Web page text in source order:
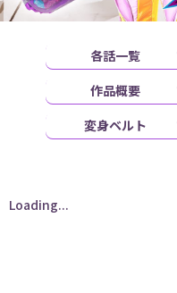
各話一覧
作品概要
変身ベルト
Loading...